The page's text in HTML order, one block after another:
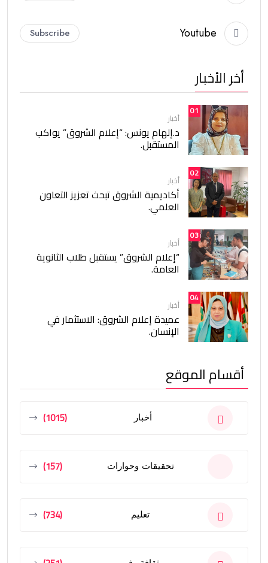
Youtube
Subscribe
أخر الأخبار
01
أخبار
د.إلهام يونس: “إعلام الشروق” يواكب
المستقبل.
02
أخبار
أكاديمية الشروق تبحث تعزيز التعاون
العلمي.
03
أخبار
“إعلام الشروق” يستقبل طلاب الثانوية
العامة.
04
أخبار
عميدة إعلام الشروق: الاستثمار في
الإنسان.
أقسام الموقع
أخبار (1015)
تحقيقات وحوارات (157)
تعليم (734)